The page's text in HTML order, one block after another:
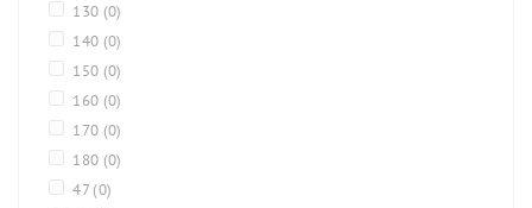
130 (0)
140 (0)
150 (0)
160 (0)
170 (0)
180 (0)
47 (0)